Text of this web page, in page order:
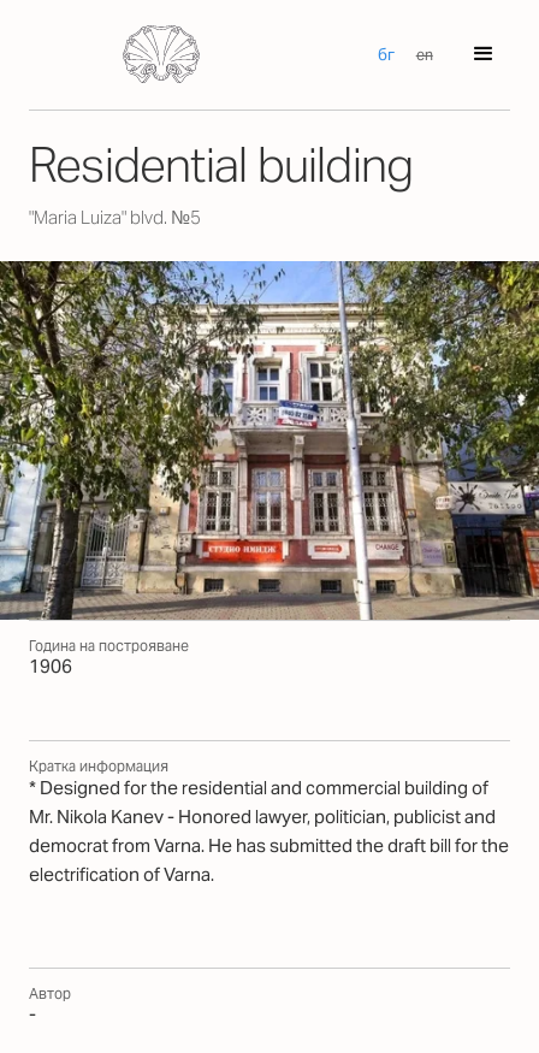
бг en
Residential building
"Maria Luiza" blvd. №5
Година на построяване
1906
Кратка информация
* Designed for the residential and commercial building of
Mr. Nikola Kanev - Honored lawyer, politician, publicist and
democrat from Varna. He has submitted the draft bill for the
electrification of Varna.
Автор
-